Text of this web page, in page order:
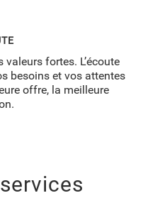
valeurs fortes. L’écoute
besoins et vos attentes
offre, la meilleure